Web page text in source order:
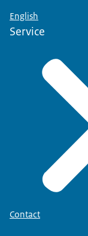
English
Service
Contact